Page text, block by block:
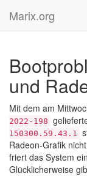
Marix.org
und
Mit dem am
2022-198
150300.59.43.1
Radeon-Grafik
friert das System
Glücklicherweise